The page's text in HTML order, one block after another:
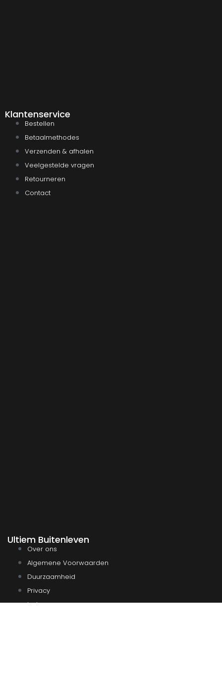
Klantenservice
Bestellen
Betaalmethodes
Verzenden & afhalen
Veelgestelde vragen
Retourneren
Contact
Ultiem Buitenleven
Over ons
Algemene Voorwaarden
Duurzaamheid
Privacy
Instagram